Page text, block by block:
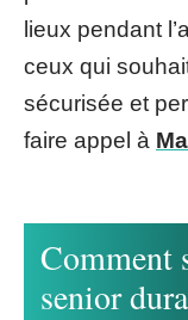
lieux pendant
ceux qui
sécurisée et
faire appel à
Comment
senior